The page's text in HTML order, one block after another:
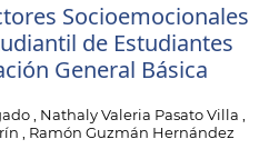
Socioemocionales
de Estudiantes
General Básica
, Nathaly Valeria Pasato Villa ,
, Ramón Guzmán Hernández